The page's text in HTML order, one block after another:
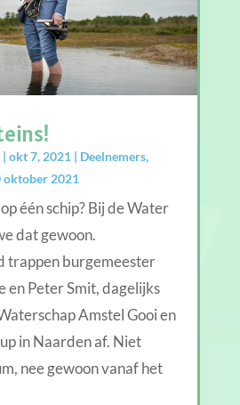
| okt 7, 2021 | Deelnemers,
oktober 2021
één schip? Bij de Water
dat gewoon.
trappen burgemeester
en Peter Smit, dagelijks
Amstel Gooi en
in Naarden af. Niet
nee gewoon vanaf het